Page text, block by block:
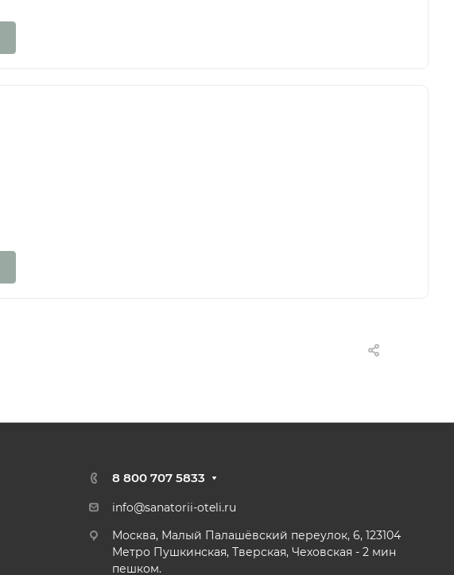
8 800 707 5833
info@sanatorii-oteli.ru
Москва, Малый Палашёвский переулок, 6, 123104
Метро Пушкинская, Тверская, Чеховская - 2 мин
пешком.